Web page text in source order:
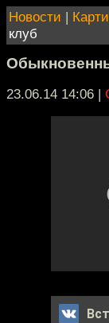
Новости |
клуб
23.06.14 14:06 |